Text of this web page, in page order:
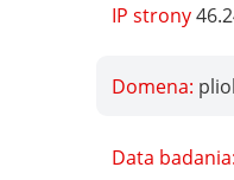
IP strony
Domena:
Data badania: